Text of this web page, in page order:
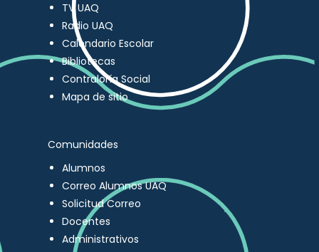
TV UAQ
Radio UAQ
Calendario Escolar
Bibliotecas
Contraloría Social
Mapa de sitio
Comunidades
Alumnos
Correo Alumnos UAQ
Solicitud Correo
Docentes
Administrativos